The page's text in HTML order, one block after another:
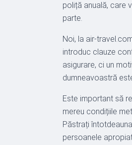
poliță anuală, care
parte.
Noi, la air-
introduc clauze
asigurare, ci un
dumneavoastră
Este important să
mereu condițiile
Păstrați
persoanele